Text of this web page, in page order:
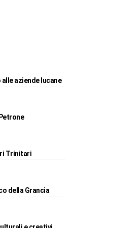
aziende lucane
Trinitari
della Grancia